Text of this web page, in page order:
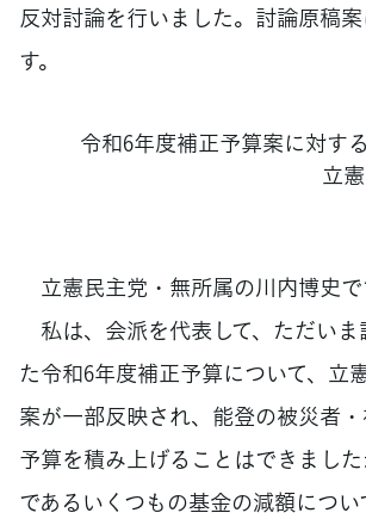
反対討論を行いました。討論原稿
す。
令和6年度補正予算案に対す
立
立憲民主党・無所属の川内博史で
私は、会派を代表して、ただいま
た令和6年度補正予算について、立
案が一部反映され、能登の被災者
予算を積み上げることはできました
であるいくつもの基金の減額につ